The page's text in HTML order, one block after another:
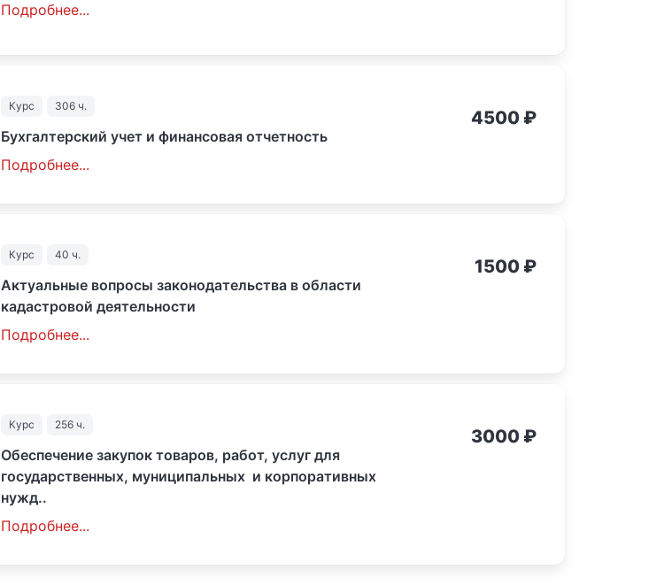
Подробнее...
Курс 306 ч.
Бухгалтерский учет и финансовая отчетность
Подробнее...
4500 ₽
Курс 40 ч.
Актуальные вопросы законодательства в области
кадастровой деятельности
Подробнее...
1500 ₽
Курс 256 ч.
Обеспечение закупок товаров, работ, услуг для
государственных, муниципальных и корпоративных
нужд..
Подробнее...
3000 ₽